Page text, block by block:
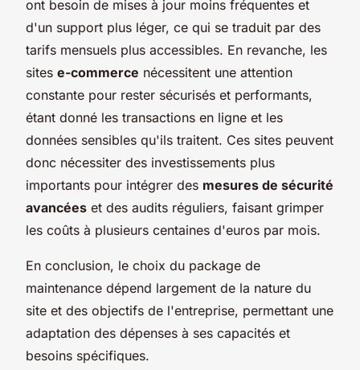
ont besoin de mises à jour moins fréquentes et
d'un support plus léger, ce qui se traduit par des
tarifs mensuels plus accessibles. En revanche, les
sites e-commerce nécessitent une attention
constante pour rester sécurisés et performants,
étant donné les transactions en ligne et les
données sensibles qu'ils traitent. Ces sites peuvent
donc nécessiter des investissements plus
importants pour intégrer des mesures de sécurité
avancées et des audits réguliers, faisant grimper
les coûts à plusieurs centaines d'euros par mois.
En conclusion, le choix du package de
maintenance dépend largement de la nature du
site et des objectifs de l'entreprise, permettant une
adaptation des dépenses à ses capacités et
besoins spécifiques.